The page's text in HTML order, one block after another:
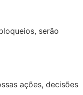
serão
ações, decisões